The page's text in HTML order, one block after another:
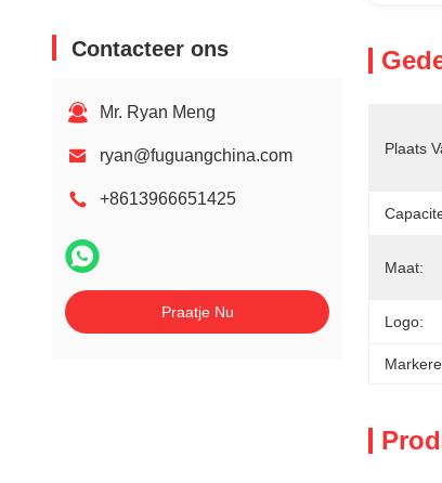
Contacteer ons
Mr. Ryan Meng
ryan@fuguangchina.com
+8613966651425
Praatje Nu
Plaats
Maat:
Logo: